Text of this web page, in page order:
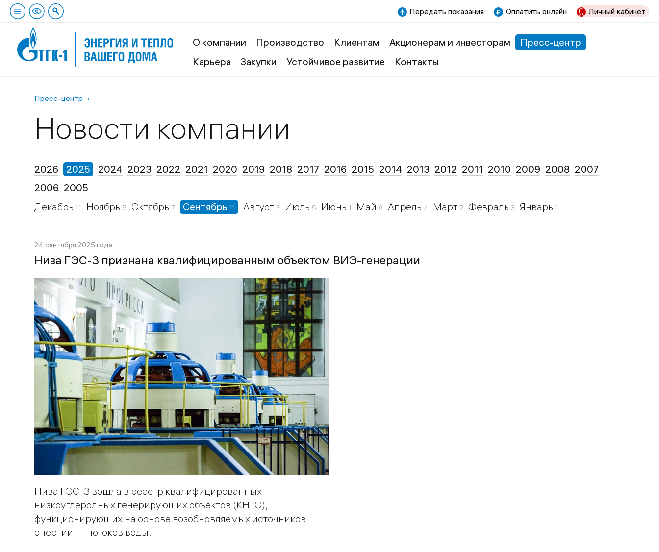
Передать показания Оплатить онлайн Личный кабинет
О компании Производство Клиентам Акционерам и инвесторам
Пресс-центр
Карьера
Закупки Устойчивое развитие Контакты
Пресс-центр
Новости компании
2026 2025
Декабрь 11 Ноябрь 5 Октябрь 7 Сентябрь 11 Август 3 Июль 5 Июнь 1 Май 6 Апрель 4 Март 2 Февраль 3 Январь 1
2024 2023 2022 2021 2020 2019 2018 2017 2016 2015 2014 2013 2012 2011 2010 2009 2008 2007
2006 2005
24 сентября 2025 года
Нива ГЭС-3 признана квалифицированным объектом ВИЭ-генерации
Нива ГЭС-3 вошла в реестр квалифицированных
низкоуглеродных генерирующих объектов (КНГО),
функционирующих на основе возобновляемых источников
энергии — потоков воды.